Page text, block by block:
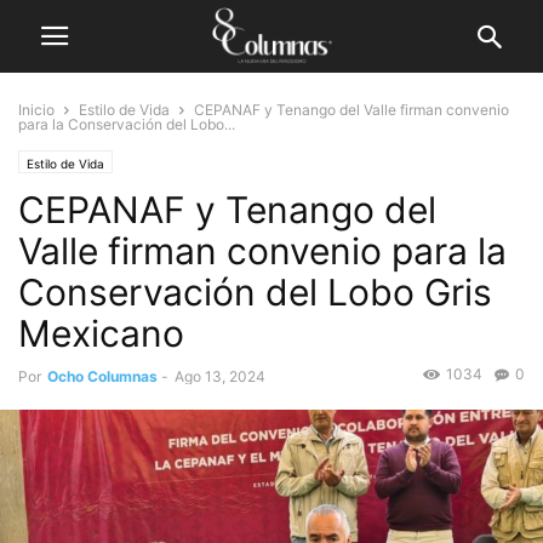
Inicio Estilo de Vida
CEPANAF y Tenango del Valle firman convenio
para la Conservación del Lobo...
Estilo de Vida
CEPANAF y Tenango del
Valle firman convenio para la
Conservación del Lobo Gris
Mexicano
Por Ocho Columnas - Ago 13, 2024 0
1034